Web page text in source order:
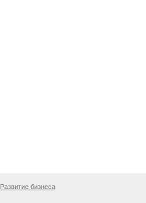
Развитие бизнеса